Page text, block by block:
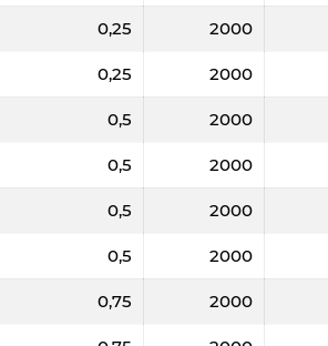
0,25 2000
0,25 2000
0,5 2000
0,5 2000
0,5 2000
0,5 2000
0,75 2000